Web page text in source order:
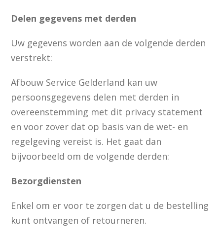
Delen gegevens met derden
Uw gegevens worden aan de volgende derden
verstrekt:
Afbouw Service Gelderland kan uw
persoonsgegevens delen met derden in
overeenstemming met dit privacy statement
en voor zover dat op basis van de wet- en
regelgeving vereist is. Het gaat dan
bijvoorbeeld om de volgende derden:
Bezorgdiensten
Enkel om er voor te zorgen dat u de bestelling
kunt ontvangen of retourneren.